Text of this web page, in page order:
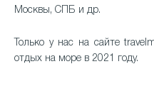
Москвы, СПБ и др.
Только у нас на сайте
отдых на море в 2021 году.